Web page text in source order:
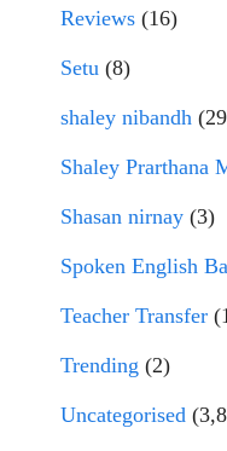
Reviews (16)
Setu (8)
shaley nibandh
Shaley Prarthana
Shasan nirnay (3)
Spoken English
Teacher Transfer
Trending (2)
Uncategorised